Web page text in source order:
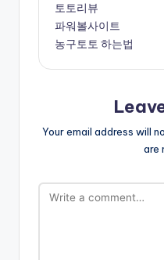
토토리뷰
파워볼사이트
농구토토 하는법
Your email address will
are